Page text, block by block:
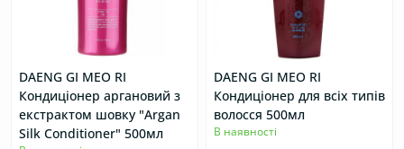
DAENG GI MEO RI
Кондиціонер аргановий з
екстрактом шовку "Argan
Silk Conditioner" 500мл
DAENG GI MEO RI
Кондиціонер для всіх типів
волосся 500мл
В наявності